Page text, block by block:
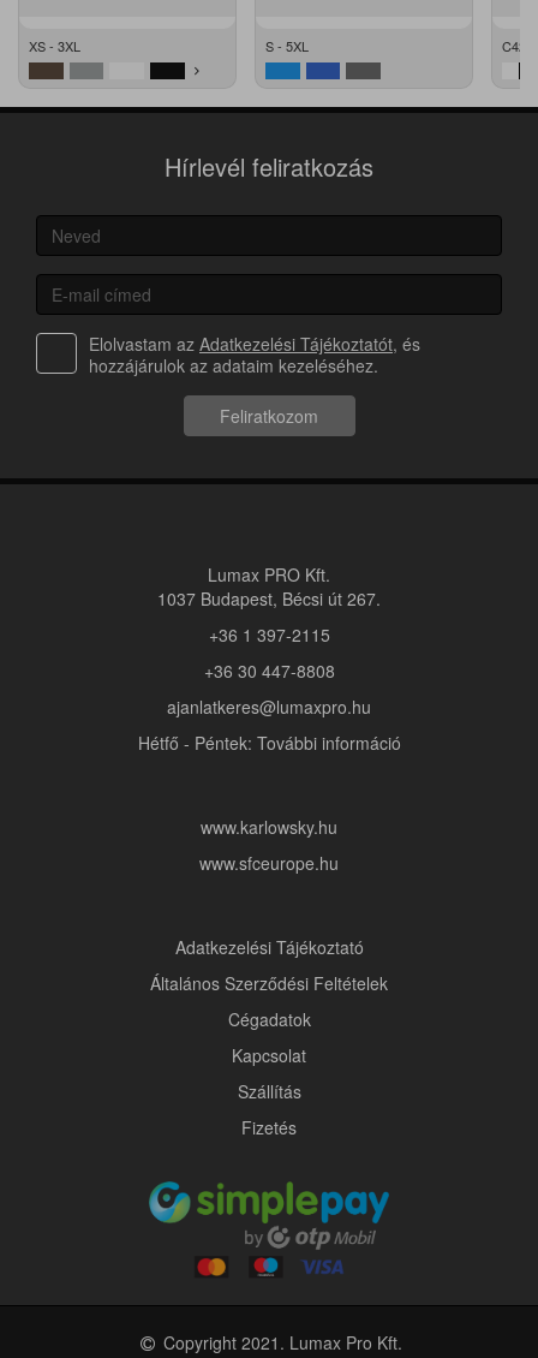
XS - 3XL S - 5XL C42 -
Hírlevél feliratkozás
Elolvastam az Adatkezelési Tájékoztatót, és
hozzájárulok az adataim kezeléséhez.
Feliratkozom
Lumax PRO Kft.
1037 Budapest, Bécsi út 267.
+36 1 397-2115
+36 30 447-8808
ajanlatkeres@lumaxpro.hu
Hétfő - Péntek: További információ
www.karlowsky.hu
www.sfceurope.hu
Adatkezelési Tájékoztató
Általános Szerződési Feltételek
Cégadatok
Kapcsolat
Szállítás
Fizetés
Copyright 2021. Lumax Pro Kft.